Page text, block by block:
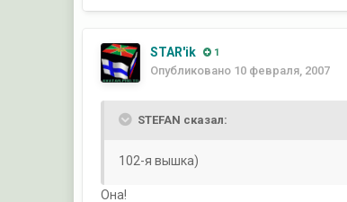
STAR'ik 1
Опубликовано 10 февраля, 2007
STEFAN сказал:
102-я вышка)
Она!